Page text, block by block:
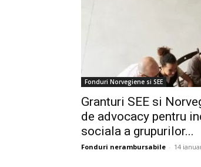
Fonduri Norvegiene si SEE
Granturi SEE si
de advocacy pentru
sociala a grupurilor...
Fonduri nerambursabile - 14